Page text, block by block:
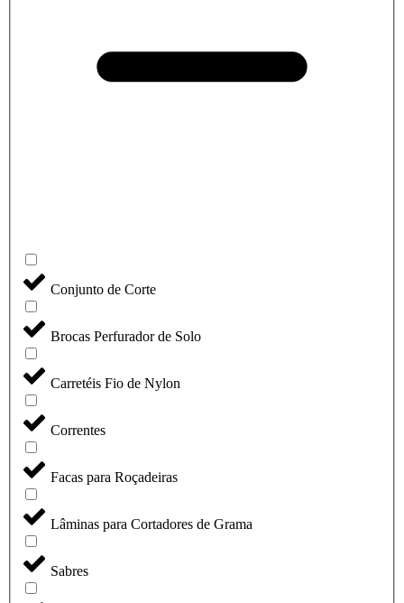
Conjunto de Corte
Brocas Perfurador de Solo
Carretéis Fio de Nylon
Correntes
Facas para Roçadeiras
Lâminas para Cortadores de Grama
Sabres